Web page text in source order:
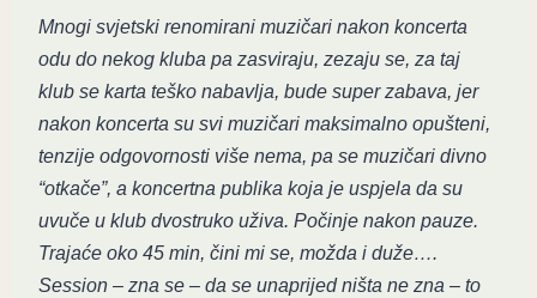
Mnogi svjetski renomirani muzičari nakon koncerta
odu do nekog kluba pa zasviraju, zezaju se, za taj
klub se karta teško nabavlja, bude super zabava, jer
nakon koncerta su svi muzičari maksimalno opušteni,
tenzije odgovornosti više nema, pa se muzičari divno
“otkače”, a koncertna publika koja je uspjela da su
uvuče u klub dvostruko uživa. Počinje nakon pauze.
Trajaće oko 45 min, čini mi se, možda i duže….
Session – zna se – da se unaprijed ništa ne zna – to